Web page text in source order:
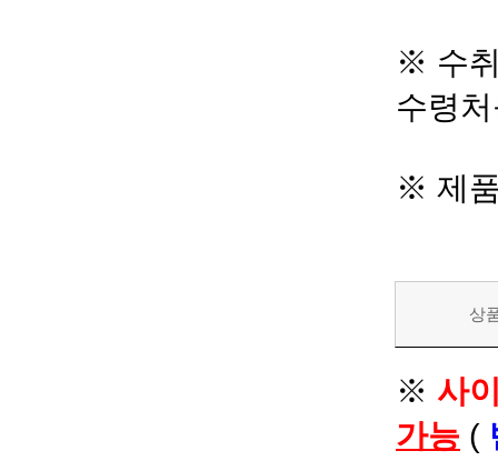
※ 수
수령
※ 제
상
※ 사
가능 (